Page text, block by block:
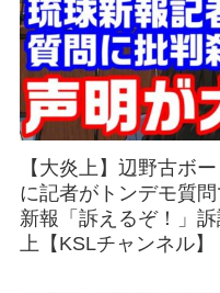
【大炎上】辺野古ボ
に記者がトンデモ質
新報「訴えるぞ！」
上【KSLチャンネル】